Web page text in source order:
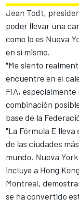
Jean Todt,
poder llevar una
como lo es Nueva
en sí mismo.
"Me siento
encuentre en el
FIA, especialmente
combinación
base de la
"La Fórmula E
de las ciudades
mundo. Nueva
incluye a Hong
Montreal,
se ha convertido